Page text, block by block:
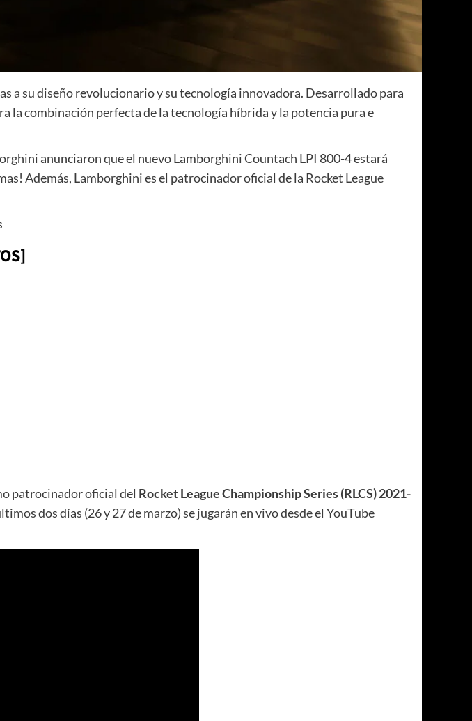
a su diseño revolucionario y su tecnología innovadora. Desarrollado para
la combinación perfecta de la tecnología híbrida y la potencia pura e
anunciaron que el nuevo Lamborghini Countach LPI 800-4 estará
Además, Lamborghini es el patrocinador oficial de la Rocket League
patrocinador oficial del Rocket League Championship Series (RLCS) 2021-
dos días (26 y 27 de marzo) se jugarán en vivo desde el YouTube